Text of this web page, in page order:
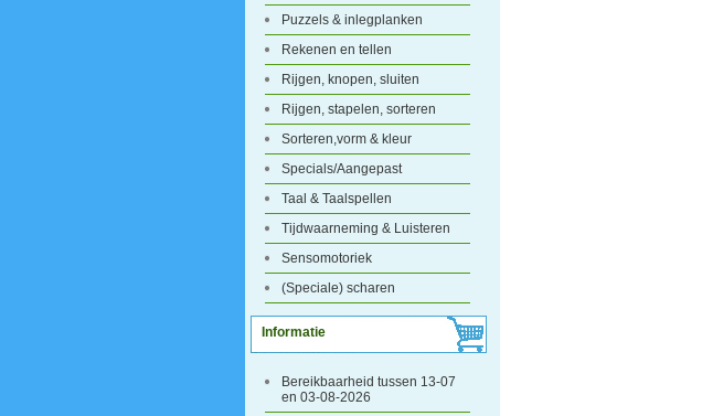
Puzzels & inlegplanken
Rekenen en tellen
Rijgen, knopen, sluiten
Rijgen, stapelen, sorteren
Sorteren,vorm & kleur
Specials/Aangepast
Taal & Taalspellen
Tijdwaarneming & Luisteren
Sensomotoriek
(Speciale) scharen
Informatie
Bereikbaarheid tussen 13-07
en 03-08-2026